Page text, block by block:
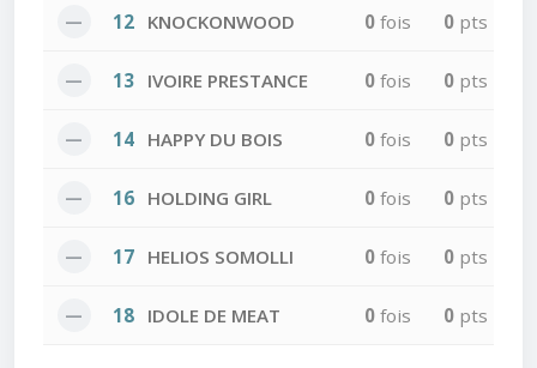
— 12 KNOCKONWOOD 0 fois 0 pts
— 13 IVOIRE PRESTANCE 0 fois 0 pts
— 14 HAPPY DU BOIS 0 fois 0 pts
— 16 HOLDING GIRL 0 fois 0 pts
— 17 HELIOS SOMOLLI 0 fois 0 pts
— 18 IDOLE DE MEAT 0 fois 0 pts